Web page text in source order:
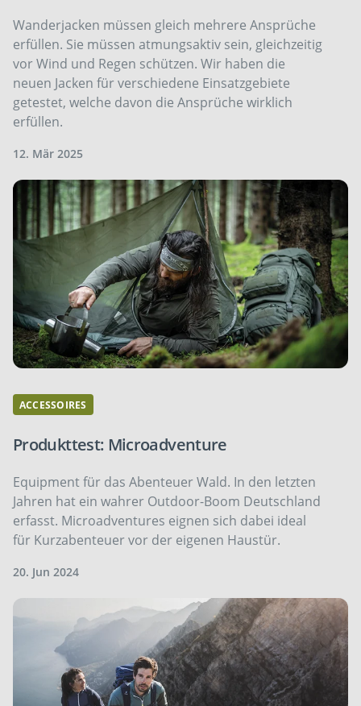
Wanderjacken müssen gleich mehrere Ansprüche
erfüllen. Sie müssen atmungsaktiv sein, gleichzeitig
vor Wind und Regen schützen. Wir haben die
neuen Jacken für verschiedene Einsatzgebiete
getestet, welche davon die Ansprüche wirklich
erfüllen.
12. Mär 2025
ACCESSOIRES
Produkttest: Microadventure
Equipment für das Abenteuer Wald. In den letzten
Jahren hat ein wahrer Outdoor-Boom Deutschland
erfasst. Microadventures eignen sich dabei ideal
für Kurzabenteuer vor der eigenen Haustür.
20. Jun 2024